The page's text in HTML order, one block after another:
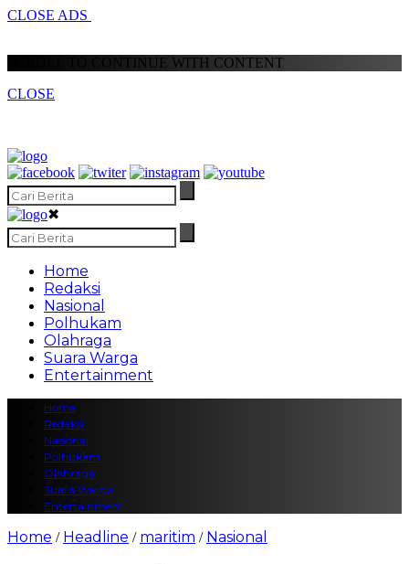
CLOSE ADS
SCROLL TO CONTINUE WITH CONTENT
CLOSE
✖
Home
Redaksi
Nasional
Polhukam
Olahraga
Suara Warga
Entertainment
Home
Redaksi
Nasional
Polhukam
Olahraga
Suara Warga
Entertainment
Home / Headline / maritim / Nasional